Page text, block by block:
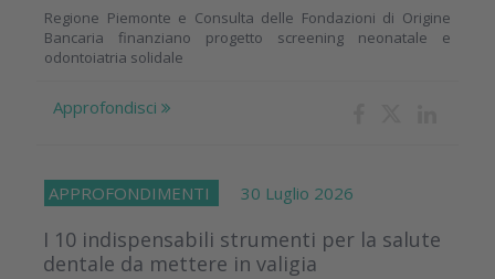
Regione Piemonte e Consulta delle Fondazioni di Origine
Bancaria finanziano progetto screening neonatale e
odontoiatria solidale
Approfondisci
APPROFONDIMENTI 30 Luglio 2026
I 10 indispensabili strumenti per la salute
dentale da mettere in valigia